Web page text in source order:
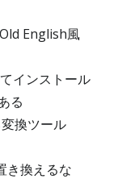
English風
インストール
る
換ツール
き換えるな